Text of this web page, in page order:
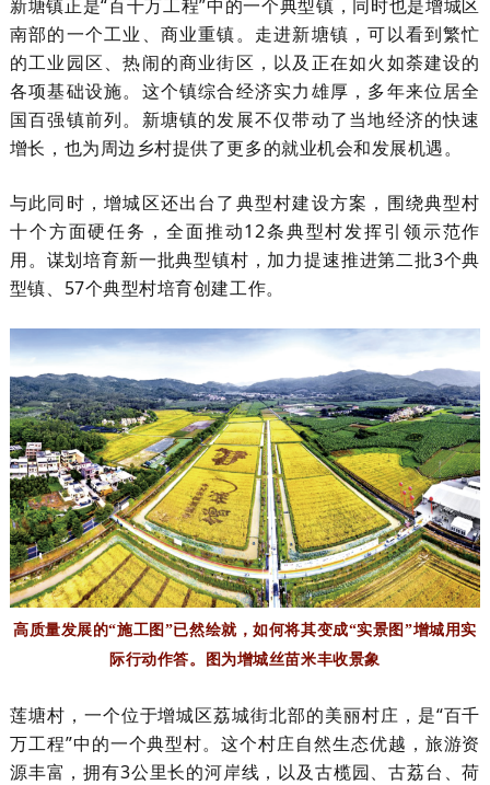
新塘镇正是“百千万工程”中的一个典型镇，同时也是增城区
南部的一个工业、商业重镇。走进新塘镇，可以看到繁忙
的工业园区、热闹的商业街区，以及正在如火如荼建设的
各项基础设施。这个镇综合经济实力雄厚，多年来位居全
国百强镇前列。新塘镇的发展不仅带动了当地经济的快速
增长，也为周边乡村提供了更多的就业机会和发展机遇。
与此同时，增城区还出台了典型村建设方案，围绕典型村
十个方面硬任务，全面推动12条典型村发挥引领示范作
用。谋划培育新一批典型镇村，加力提速推进第二批3个典
型镇、57个典型村培育创建工作。
高质量发展的“施工图”已然绘就，如何将其变成“实景图”增城用实
际行动作答。图为增城丝苗米丰收景象
莲塘村，一个位于增城区荔城街北部的美丽村庄，是“百千
万工程”中的一个典型村。这个村庄自然生态优越，旅游资
源丰富，拥有3公里长的河岸线，以及古榄园、古荔台、荷